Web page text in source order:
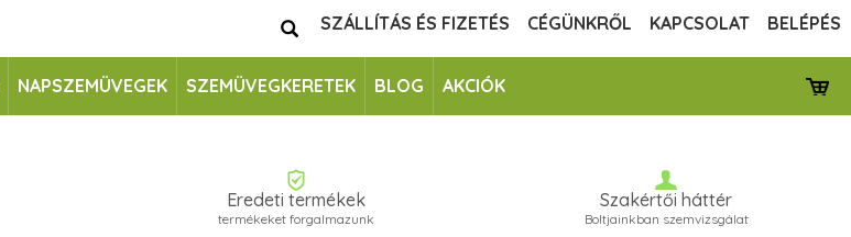
SZÁLLÍTÁS ÉS FIZETÉS CÉGÜNKRŐL KAPCSOLAT BELÉPÉS
NAPSZEMÜVEGEK SZEMÜVEGKERETEK BLOG AKCIÓK
Eredeti termékek
termékeket forgalmazunk
Szakértői háttér
Boltjainkban szemvizsgálat